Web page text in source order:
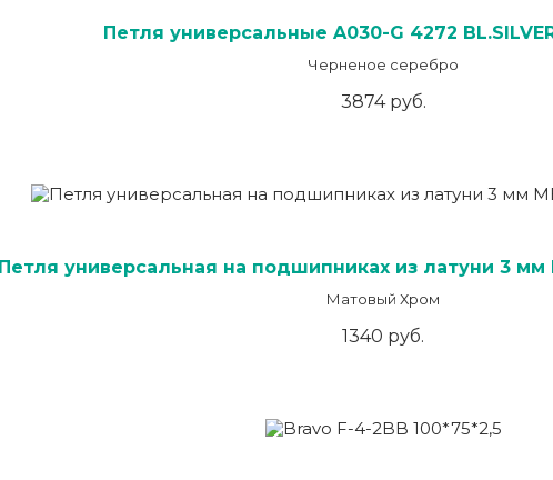
Петля универсальные A030-G 4272
Черненое серебро
3874 руб.
Петля универсальная на подшипниках из латуни 3 мм
Матовый Хром
1340 руб.